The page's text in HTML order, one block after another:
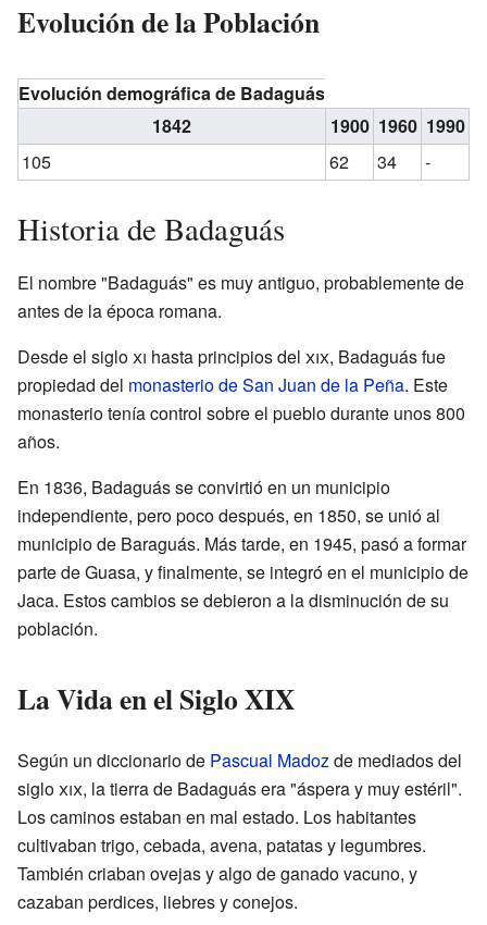
Evolución de la Población
Evolución demográfica de Badaguás
1842
1900 1960 1990
105
62 34 -
Historia de Badaguás
El nombre "Badaguás" es muy antiguo, probablemente de
antes de la época romana.
Desde el sigloxi hasta principios del xix, Badaguás fue
propiedad del monasterio de San Juan de la Peña. Este
monasterio tenía control sobre el pueblo durante unos 800
años.
En 1836, Badaguás se convirtió en un municipio
independiente, pero poco después, en 1850, se unió al
municipio de Baraguás. Más tarde, en 1945, pasó a formar
parte de Guasa, y finalmente, se integró en el municipio de
Jaca. Estos cambios se debieron a la disminución de su
población.
La Vida en el Siglo XIX
Según un diccionario de Pascual Madozde mediados del
sigloxix, la tierra de Badaguás era "áspera y muy estéril".
Los caminos estaban en mal estado. Los habitantes
cultivaban trigo, cebada, avena, patatas y legumbres.
También criaban ovejas y algo de ganado vacuno, y
cazaban perdices, liebres y conejos.